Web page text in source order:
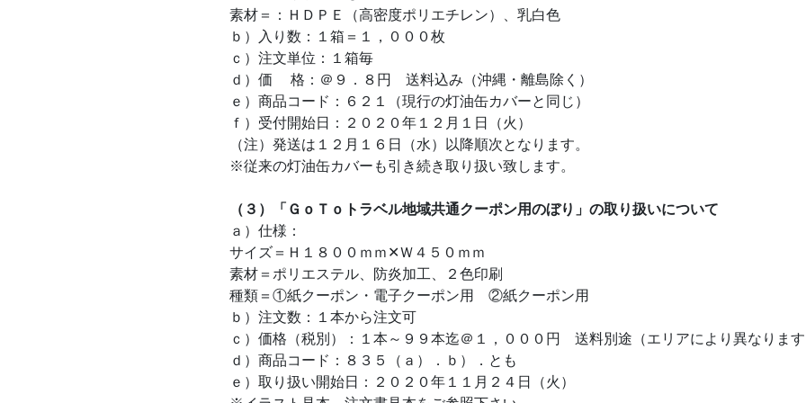
素材＝：ＨＤＰＥ（高密度ポリエチレン）、乳白色
ｂ）入り数：１箱＝１，０００枚
ｃ）注文単位：１箱毎
ｄ）価 格：＠９．８円 送料込み（沖縄・離島除く）
ｅ）商品コード：６２１（現行の灯油缶カバーと同じ）
ｆ）受付開始日：２０２０年１２月１日（火）
（注）発送は１２月１６日（水）以降順次となります。
※従来の灯油缶カバーも引き続き取り扱い致します。
（３）「ＧｏＴｏトラベル地域共通クーポン用のぼり」の取り扱いについて
ａ）仕様：
サイズ＝Ｈ１８００ｍｍ✕Ｗ４５０ｍｍ
素材＝ポリエステル、防炎加工、２色印刷
種類＝①紙クーポン・電子クーポン用 ②紙クーポン用
ｂ）注文数：１本から注文可
ｃ）価格（税別）：１本～９９本迄＠１，０００円 送料別途（エリアにより異なりま
ｄ）商品コード：８３５（ａ）．ｂ）．とも
ｅ）取り扱い開始日：２０２０年１１月２４日（火）